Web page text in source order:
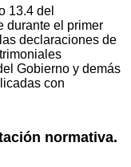
13.4 del
durante el primer
declaraciones de
Gobierno y demás
con
normativa.